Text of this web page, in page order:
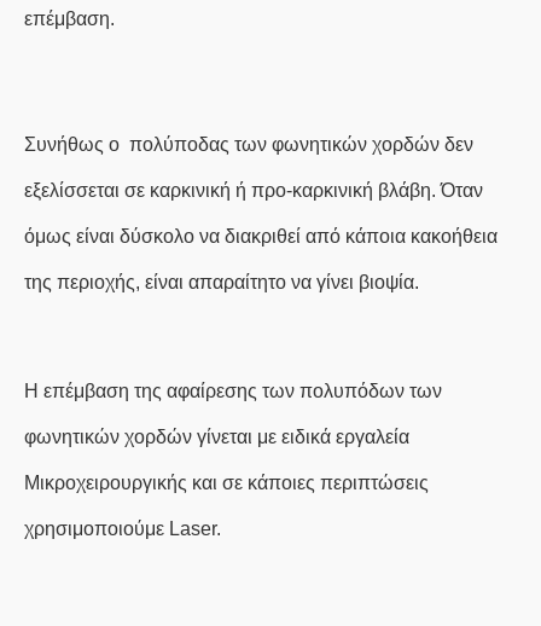
επέμβαση.
Συνήθως ο πολύποδας των φωνητικών χορδών δεν
εξελίσσεται σε καρκινική ή προ-καρκινική βλάβη. Όταν
όμως είναι δύσκολο να διακριθεί από κάποια κακοήθεια
της περιοχής, είναι απαραίτητο να γίνει βιοψία.
Η επέμβαση της αφαίρεσης των πολυπόδων των
φωνητικών χορδών γίνεται με ειδικά εργαλεία
Μικροχειρουργικής και σε κάποιες περιπτώσεις
χρησιμοποιούμε Laser.